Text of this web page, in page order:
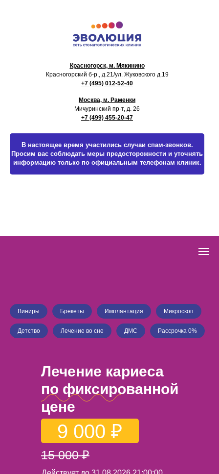
Красногорск, м. Мякинино
Красногорский б-р., д.21/ул. Жуковского д.19
+7 (495) 012-52-40
Москва, м. Раменки
Мичуринский пр-т, д. 26
+7 (499) 455-20-47
В настоящее время участились случаи спам-звонков.
Просим вас соблюдать меры предосторожности и уточнять
информацию только по официальным телефонам клиник.
Виниры Брекеты Имплантация Микроскоп
Детство Лечение во сне ДМС Рассрочка 0%
Лечение кариеса
по фиксированной
цене
15 000 ₽
9 000 ₽